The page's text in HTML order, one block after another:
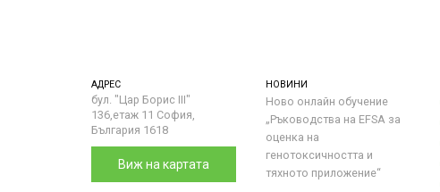
АДРЕС
бул. "Цар Борис III"
136,етаж 11 София,
България 1618
Виж на картата
НОВИНИ
Ново онлайн обучение
„Ръководства на ЕFSA за
оценка на
генотоксичността и
тяхното приложение“